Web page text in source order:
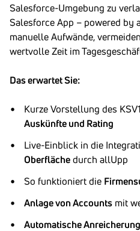
Salesforce-Umgebung zu
Salesforce App – powered by
manuelle Aufwände,
wertvolle Zeit im
Das erwartet Sie:
Kurze Vorstellung des
Auskünfte und Rating
Live-Einblick in die
Oberfläche durch allUpp
So funktioniert die
Anlage von Accounts mit
Automatische Anreicherung